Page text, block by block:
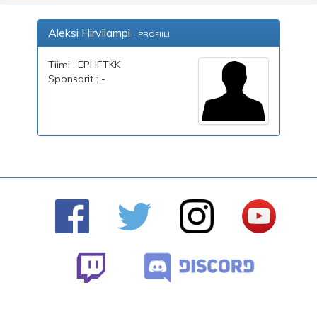
Aleksi Hirvilampi - PROFIILI
Tiimi : EPHFTKK
Sponsorit : -